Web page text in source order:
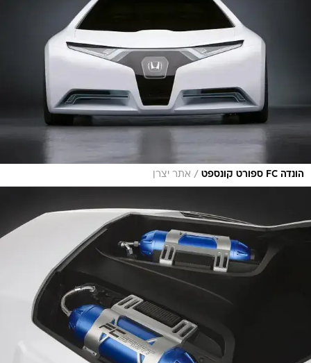
הונדה FC ספורט קונספט / אתר יצרן